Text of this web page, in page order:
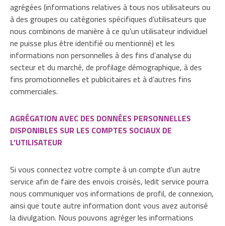
agrégées (informations relatives à tous nos utilisateurs ou
à des groupes ou catégories spécifiques d’utilisateurs que
nous combinons de manière à ce qu’un utilisateur individuel
ne puisse plus être identifié ou mentionné) et les
informations non personnelles à des fins d’analyse du
secteur et du marché, de profilage démographique, à des
fins promotionnelles et publicitaires et à d’autres fins
commerciales.
AGRÉGATION AVEC DES DONNÉES PERSONNELLES
DISPONIBLES SUR LES COMPTES SOCIAUX DE
L’UTILISATEUR
Si vous connectez votre compte à un compte d’un autre
service afin de faire des envois croisés, ledit service pourra
nous communiquer vos informations de profil, de connexion,
ainsi que toute autre information dont vous avez autorisé
la divulgation. Nous pouvons agréger les informations